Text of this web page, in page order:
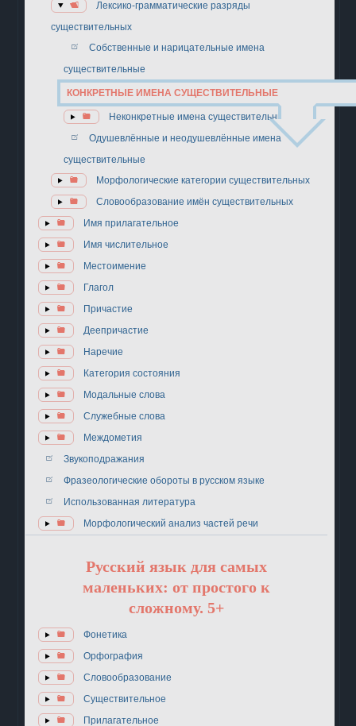
Лексико-грамматические разряды
существительных
Собственные и нарицательные имена
существительные
КОНКРЕТНЫЕ ИМЕНА СУЩЕСТВИТЕЛЬНЫЕ
Неконкретные имена существительные
Одушевлённые и неодушевлённые имена
существительные
Морфологические категории существительных
Словообразование имён существительных
Имя прилагательное
Имя числительное
Местоимение
Глагол
Причастие
Деепричастие
Наречие
Категория состояния
Модальные слова
Служебные слова
Междометия
Звукоподражания
Фразеологические обороты в русском языке
Использованная литература
Морфологический анализ частей речи
Русский язык для самых
маленьких: от простого к
сложному. 5+
Фонетика
Орфография
Словообразование
Существительное
Прилагательное